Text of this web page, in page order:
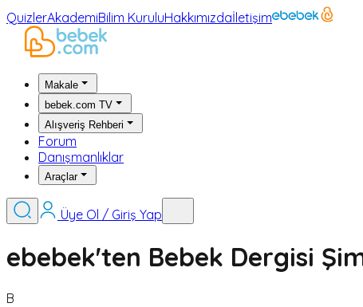
QuizlerAkademiBilim KuruluHakkımızdaİletişim
Makale
bebek.com TV
Alışveriş Rehberi
Forum
Danışmanlıklar
Araçlar
Üye Ol / Giriş Yap
ebebek'ten Bebek Dergisi
B